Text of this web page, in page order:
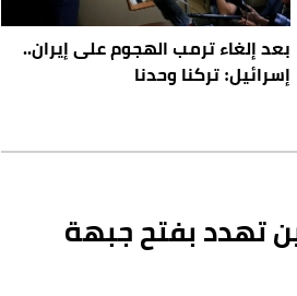
بعد إلغاء ترمب الهجوم على إيران..
إسرائيل: تركنا وحدنا
تهدد بفتح جبهة